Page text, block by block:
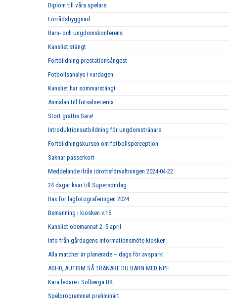
Diplom till våra spelare
Förrådsbyggnad
Barn- och ungdomskonferens
Kansliet stängt
Fortbildning prestationsångest
Fotbollsanalys i vardagen
Kansliet har sommarstängt
Anmälan till futsalserierna
Stort grattis Sara!
Introduktionsutbildning för ungdomstränare
Fortbildningskursen om fotbollsperception
Saknar passerkort
Meddelande ifrån idrottsförvaltningen 2024-04-22.
24 dagar kvar till Supersöndag
Dax för lagfotograferingen 2024
Bemanning i kiosken v.15
Kansliet obemannat 2- 5 april
Info från gårdagens informationsmöte kiosken
Alla matcher är planerade – dags för avspark!
ADHD, AUTISM SÅ TRÄNARE DU BARN MED NPF
Kära ledare i Solberga BK.
Spelprogrammet preliminärt